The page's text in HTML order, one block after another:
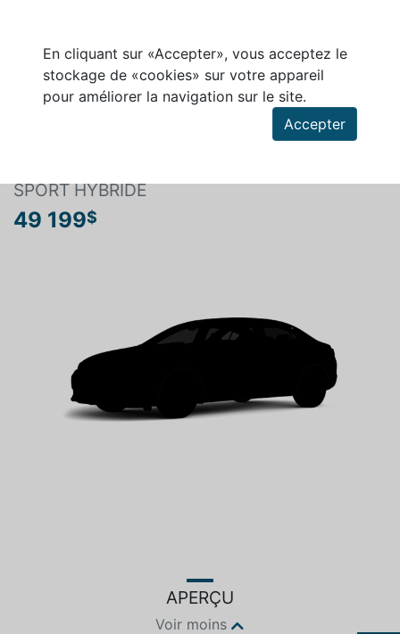
En cliquant sur «Accepter», vous acceptez le
stockage de «cookies» sur votre appareil
pour améliorer la navigation sur le site.
Accepter
SPORT HYBRIDE
49 199$
APERÇU
Voir moins